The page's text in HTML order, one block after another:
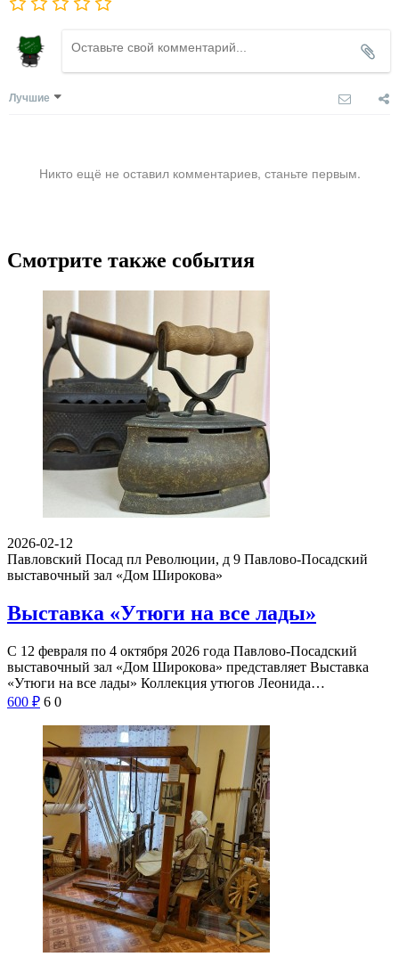
Лучшие
Никто ещё не оставил комментариев, станьте первым.
Смотрите также события
2026-02-12
Павловский Посад пл Революции, д 9 Павлово-Посадский
выставочный зал «Дом Широкова»
Выставка «Утюги на все лады»
С 12 февраля по 4 октября 2026 года Павлово-Посадский
выставочный зал «Дом Широкова» представляет Выставка
«Утюги на все лады» Коллекция утюгов Леонида…
600 ₽ 6 0